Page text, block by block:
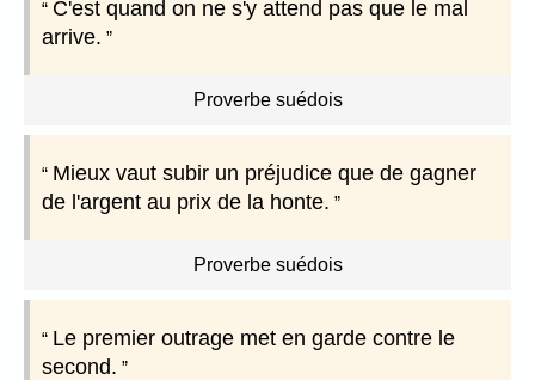
C'est quand on ne s'y attend pas que le mal
arrive.
Proverbe suédois
Mieux vaut subir un préjudice que de gagner
de l'argent au prix de la honte.
Proverbe suédois
Le premier outrage met en garde contre le
second.